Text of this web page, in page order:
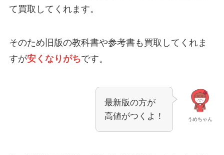
て買取してくれます。
そのため旧版の教科書や参考書も買取してくれま
すが安くなりがちです。
うめちゃん
最新版の方が
高値がつくよ！